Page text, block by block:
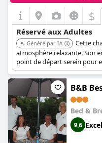
$
Réservé aux Adultes
Généré par IA
Cette
atmosphère relaxante. Son
point de départ serein pour
adultes en quête de
B&B
Bed &
9,6